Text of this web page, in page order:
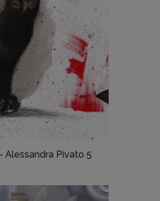
Alessandra Pivato 5